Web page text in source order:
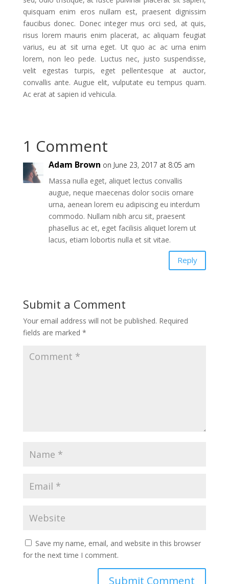
quisquam enim eros nullam est, praesent dignissim
faucibus donec. Donec integer mus orci sed, at quis,
risus lorem mauris enim placerat, ac aliquam feugiat
varius, eu at sit urna eget. Ut quo ac ac urna enim
lorem, non leo pede. Luctus nec, justo suspendisse,
velit egestas turpis, eget pellentesque at auctor,
convallis ante. Augue elit, vulputate eu tempus quam.
Ac erat at sapien id vehicula.
1 Comment
Adam Brown on June 23, 2017 at 8:05 am
Massa nulla eget, aliquet lectus convallis
augue, neque maecenas dolor sociis ornare
urna, aenean lorem eu adipiscing eu interdum
commodo. Nullam nibh arcu sit, praesent
phasellus ac et, eget facilisis aliquet lorem ut
lacus, etiam lobortis nulla et sit vitae.
Reply
Submit a Comment
Your email address will not be published. Required
fields are marked *
Save my name, email, and website in this browser
for the next time I comment.